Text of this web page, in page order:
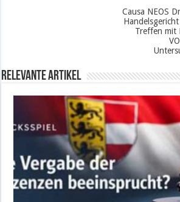
Causa NEOS
Treffen mit
Relevante Artikel